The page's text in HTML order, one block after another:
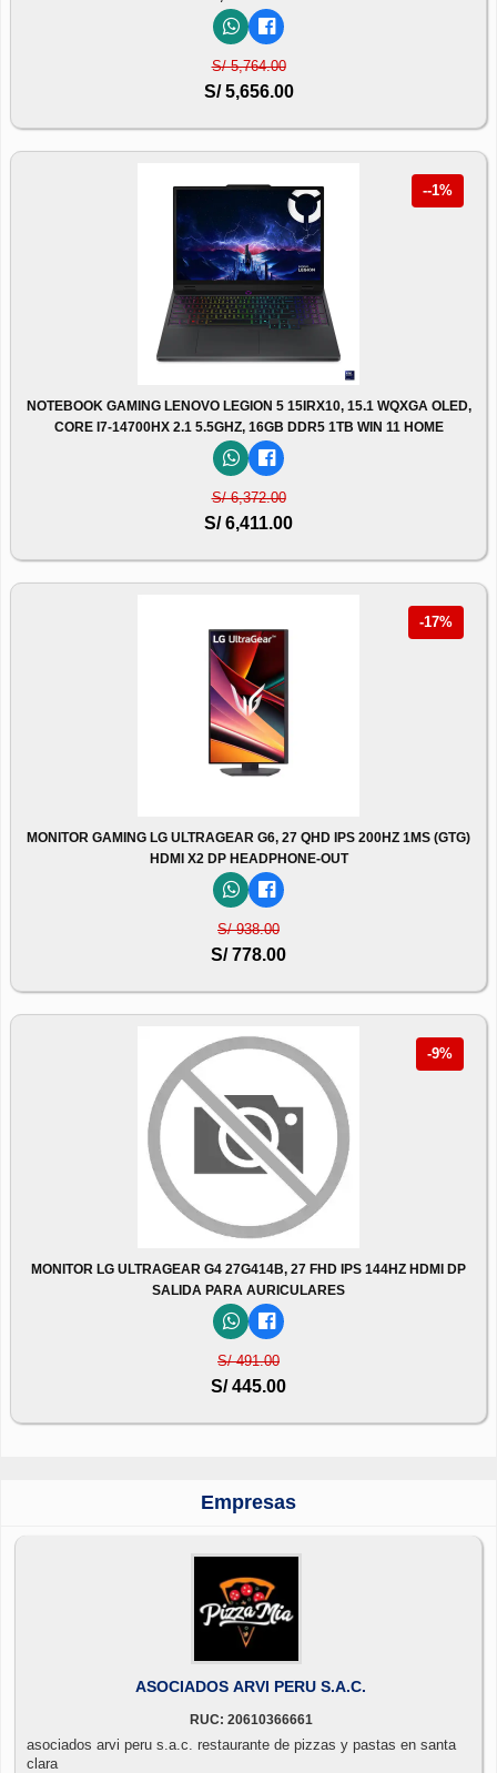
S/ 5,764.00
S/ 5,656.00
--1%
NOTEBOOK GAMING LENOVO LEGION 5 15IRX10, 15.1 WQXGA OLED,
CORE I7-14700HX 2.1 5.5GHZ, 16GB DDR5 1TB WIN 11 HOME
S/ 6,372.00
S/ 6,411.00
-17%
MONITOR GAMING LG ULTRAGEAR G6, 27 QHD IPS 200HZ 1MS (GTG)
HDMI X2 DP HEADPHONE-OUT
S/ 938.00
S/ 778.00
-9%
MONITOR LG ULTRAGEAR G4 27G414B, 27 FHD IPS 144HZ HDMI DP
SALIDA PARA AURICULARES
S/ 491.00
S/ 445.00
Empresas
ASOCIADOS ARVI PERU S.A.C.
RUC: 20610366661
asociados arvi peru s.a.c. restaurante de pizzas y pastas en santa
clara